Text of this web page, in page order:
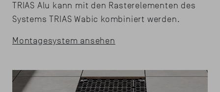
TRIAS Alu kann mit den Rasterelementen des
Systems TRIAS Wabic kombiniert werden.
Montagesystem ansehen